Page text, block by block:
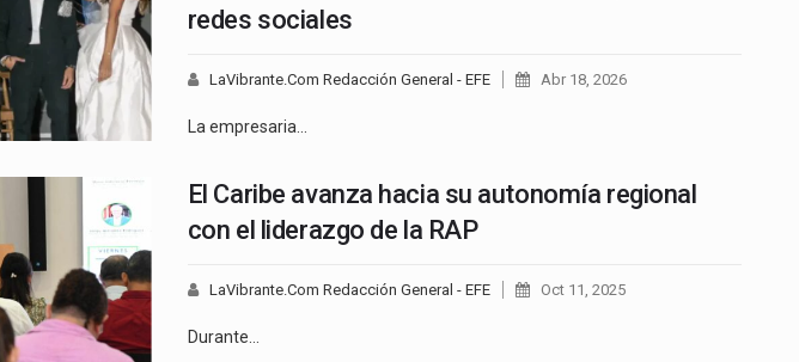
redes sociales
LaVibrante.Com Redacción General - EFE Abr 18, 2026
La empresaria…
El Caribe avanza hacia su autonomía regional
con el liderazgo de la RAP
LaVibrante.Com Redacción General - EFE Oct 11, 2025
Durante…